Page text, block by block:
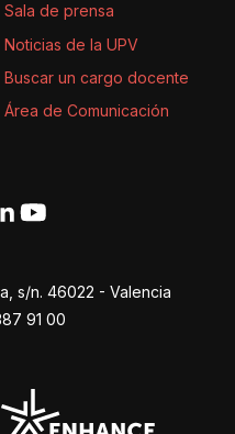
Sala de prensa
Noticias de la UPV
Buscar un cargo docente
Área de Comunicación
s/n. 46022 - Valencia
91 00